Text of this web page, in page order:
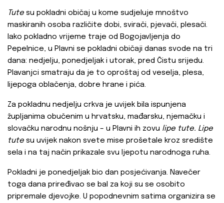
Tute su pokladni običaj u kome sudjeluje mnoštvo
maskiranih osoba različite dobi, svirači, pjevači, plesači.
Iako pokladno vrijeme traje od Bogojavljenja do
Pepelnice, u Plavni se pokladni običaji danas svode na tri
dana: nedjelju, ponedjeljak i utorak, pred Čistu srijedu.
Plavanjci smatraju da je to oproštaj od veselja, plesa,
lijepoga oblačenja, dobre hrane i pića.
Za pokladnu nedjelju crkva je uvijek bila ispunjena
župljanima obučenim u hrvatsku, mađarsku, njemačku i
slovačku narodnu nošnju – u Plavni ih zovu lipe tute. Lipe
tute su uvijek nakon svete mise prošetale kroz središte
sela i na taj način prikazale svu ljepotu narodnoga ruha.
Pokladni je ponedjeljak bio dan posjećivanja. Navečer
toga dana priređivao se bal za koji su se osobito
pripremale djevojke. U popodnevnim satima organizira se